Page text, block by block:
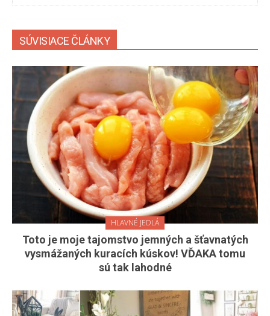
SÚVISIACE ČLÁNKY
HLAVNÉ JEDLÁ
Toto je moje tajomstvo jemných a šťavnatých
vysmážaných kuracích kúskov! VĎAKA tomu
sú tak lahodné